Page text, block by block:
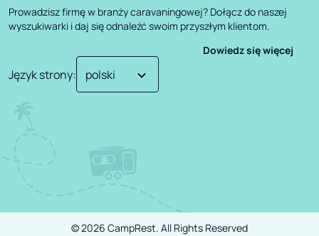
Prowadzisz firmę w branży caravaningowej? Dołącz do naszej
wyszukiwarki i daj się odnaleźć swoim przyszłym klientom.
Dowiedz się więcej
Język strony:
©2026 CampRest. All Rights Reserved